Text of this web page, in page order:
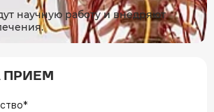
научную работу и внедряют
ПРИЕМ